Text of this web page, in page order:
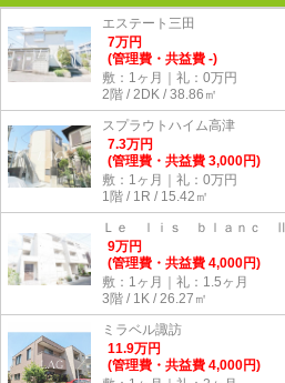
エステート三田
7万円
(管理費・共益費 -)
敷：1ヶ月｜礼：0万円
2階 / 2DK / 38.86㎡
スプラウトハイム高津
7.3万円
(管理費・共益費 3,000円)
敷：1ヶ月｜礼：0万円
1階 / 1R / 15.42㎡
Ｌｅ ｌｉｓ ｂｌａｎｃ Ⅱ
9万円
(管理費・共益費 4,000円)
敷：1ヶ月｜礼：1.5ヶ月
3階 / 1K / 26.27㎡
ミラベル諏訪
11.9万円
(管理費・共益費 4,000円)